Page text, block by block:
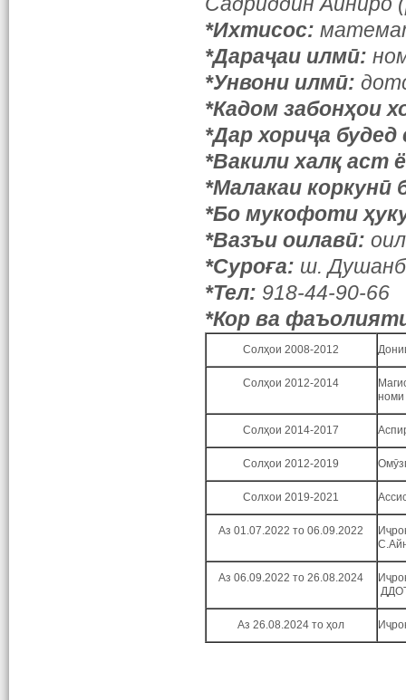
*Ихтисос:
*Дараҷаи илмӣ:
*Унвони илмӣ:
*Кадом забонҳои
*Дар хориҷа будед
*Вакили халқ аст
*Малакаи
*Бо мукофоти
*Вазъи оилавӣ:
*Суроға: ш.
*Тел: 918-44-90-66
*Кор ва
Солҳои 2008-2012
Солҳои 2012-2014
Солҳои 2014-2017
Солҳои 2012-2019
Солхои 2019-2021
Аз 01.07.2022 то 06.09.2022
Аз 06.09.2022 то26.08.2024
Аз 26.08.2024то ҳол